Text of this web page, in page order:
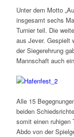
Unter dem Motto
insgesamt sechs
Turnier teil. Die
aus Jever. Gespielt
der Siegerehrung
Mannschaft auch
Alle 15
beiden
somit einen ruhigen
Abdo von der